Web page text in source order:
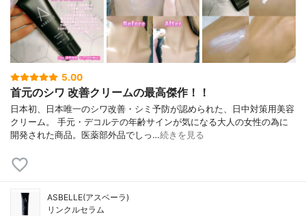
5.00
首元のシワ 改善クリームの最高傑作！！
日本初、日本唯一のシワ改善・シミ予防が認められた、日中対策用美容
クリーム。 手元・デコルテの年齢サインが気になる大人の女性の為に
開発された商品。医薬部外品でしっ…続きを見る
ASBELLE(アスベーラ)
リンクルセラム